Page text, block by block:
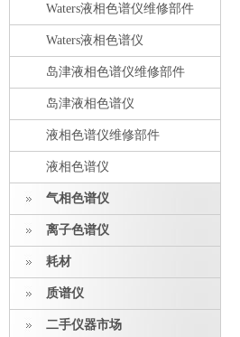
Waters液相色谱仪维修部件
Waters液相色谱仪
岛津液相色谱仪维修部件
岛津液相色谱仪
液相色谱仪维修部件
液相色谱仪
气相色谱仪
离子色谱仪
耗材
质谱仪
二手仪器市场